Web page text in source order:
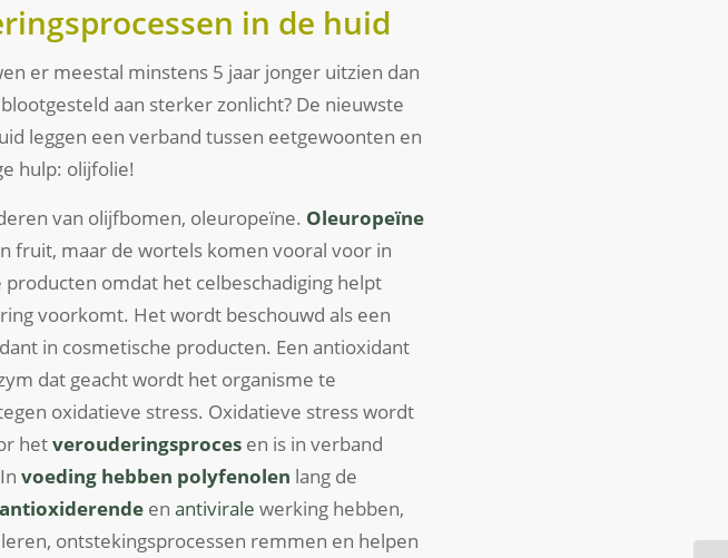
in de huid
er meestal minstens 5 jaar jonger uitzien dan
aan sterker zonlicht? De nieuwste
leggen een verband tussen eetgewoonten en
hulp: olijfolie!
van olijfbomen, oleuropeïne. Oleuropeïne
fruit, maar de wortels komen vooral voor in
omdat het celbeschadiging helpt
voorkomt. Het wordt beschouwd als een
in cosmetische producten. Een antioxidant
dat geacht wordt het organisme te
oxidatieve stress. Oxidatieve stress wordt
hetverouderingsproces en is in verband
voeding hebben polyfenolen lang de
antioxiderende en antivirale werking hebben,
ontstekingsprocessen remmen en helpen